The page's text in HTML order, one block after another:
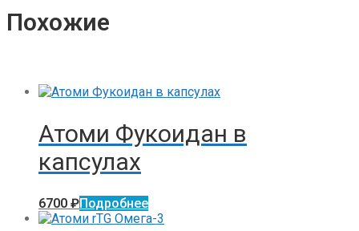
Похожие
Атоми Фукоидан в
капсулах
6700 ₽Подробнее